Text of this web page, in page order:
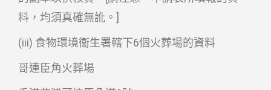
料，均須真確無訛。]
(iii) 食物環境衞生署轄下6個火葬場的資料
哥連臣角火葬場